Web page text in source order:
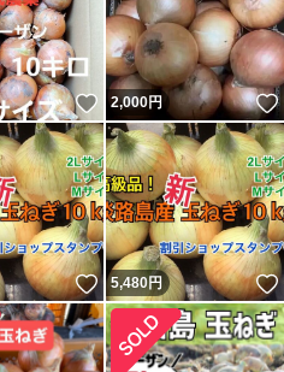
いいね！
2,000円
いいね！
5,480円